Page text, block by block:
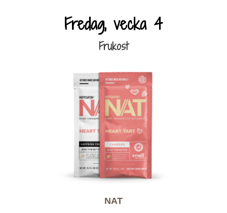
Fredag, vecka 4
Frukost
NAT